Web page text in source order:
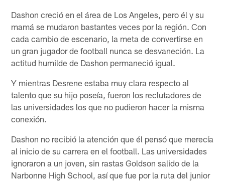
Dashon creció en el área de Los Angeles, pero él y su
mamá se mudaron bastantes veces por la región. Con
cada cambio de escenario, la meta de convertirse en
un gran jugador de football nunca se desvaneción. La
actitud humilde de Dashon permaneció igual.
Y mientras Desrene estaba muy clara respecto al
talento que su hijo poseía, fueron los reclutadores de
las universidades los que no pudieron hacer la misma
conexión.
Dashon no recibió la atención que él pensó que merecía
al inicio de su carrera en el football. Las universidades
ignoraron a un joven, sin rastas Goldson salido de la
Narbonne High School, así que fue por la ruta del junior